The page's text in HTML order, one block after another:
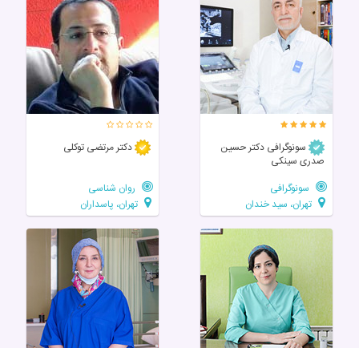
سونوگرافی دکتر حسین
صدری سینکی
سونوگرافی
تهران، سید خندان
دکتر مرتضی توکلی
روان شناسی
تهران، پاسداران